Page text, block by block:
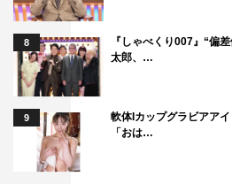
土曜スペシャル『奇跡のひっそり
テレビ東京ほか
9月14日（土）後6・30～8・54
©テレビ東京
8
『しゃべくり007』“偏
太郎、…
9
軟体Iカップグラビアア
「おは…